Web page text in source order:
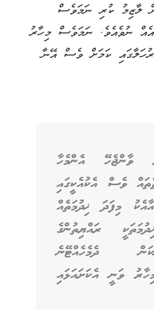
ލާޒިމު ކުރި ނަމަވެސް
ނުވެއެވެ. ނަމަވެސް މިހާރު
ކަމަށް ވެސް އޭނާ
ވާންޖެހޭ އެންމެހާ
ވެސް އެކުއެކީގައި
މިފަދަ ޚިދުމަތެއް
ރައްޔިތުންގެ
ދެމެހެއްޓޭނެ
ވަނީ އެކަށައަޅައި